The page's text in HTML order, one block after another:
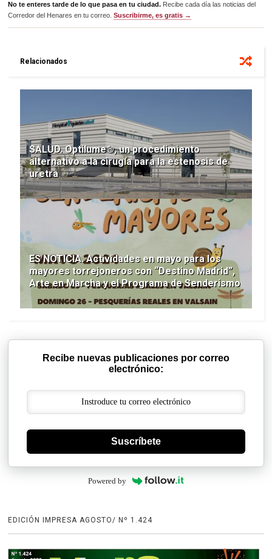
No te enteres tarde de lo que pasa en tu ciudad. Recibe cada día las noticias del
Corredor del Henares en tu correo.Suscribirme, es gratis →
Relacionados
SALUD. Optilume®, un procedimiento
alternativo a la cirugía para la estenosis de
uretra
ES NOTICIA. Actividades en mayo para los
mayores torrejoneros con “Destino Madrid”,
Arte en Marcha y el Programa de Senderismo
Recibe nuevas publicaciones por correo
electrónico:
Suscríbete
Powered by
EDICIÓN IMPRESA AGOSTO/ Nº 1.424